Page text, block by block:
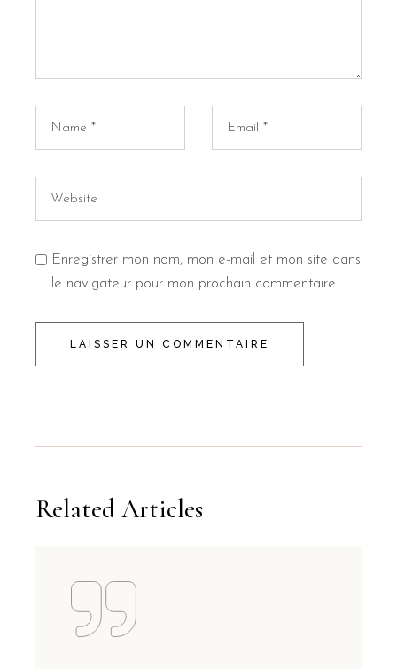
Enregistrer mon nom, mon e-mail et mon site dans
le navigateur pour mon prochain commentaire.
LAISSER UN COMMENTAIRE
Related Articles